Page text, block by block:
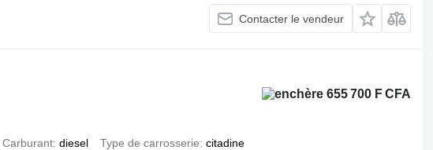
Contacter le vendeur
655 700 F CFA
Carburant diesel Type de carrosserie citadine